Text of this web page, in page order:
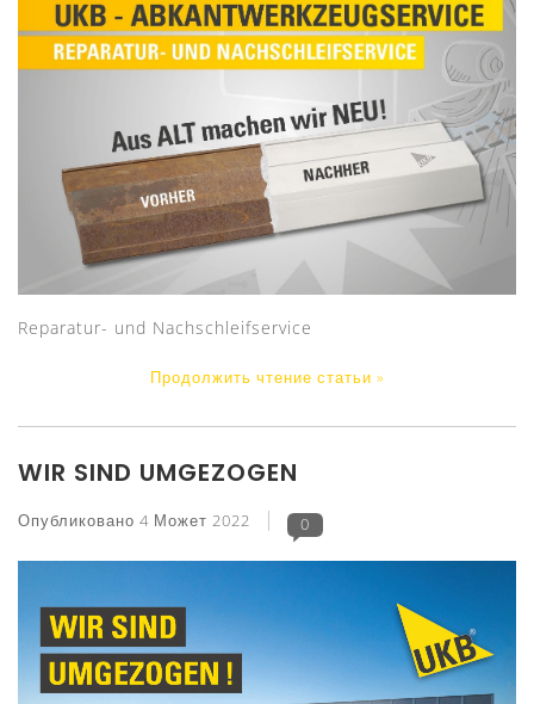
Reparatur- und Nachschleifservice
Продолжить чтение статьи »
WIR SIND UMGEZOGEN
Опубликовано 4 Может 2022 0